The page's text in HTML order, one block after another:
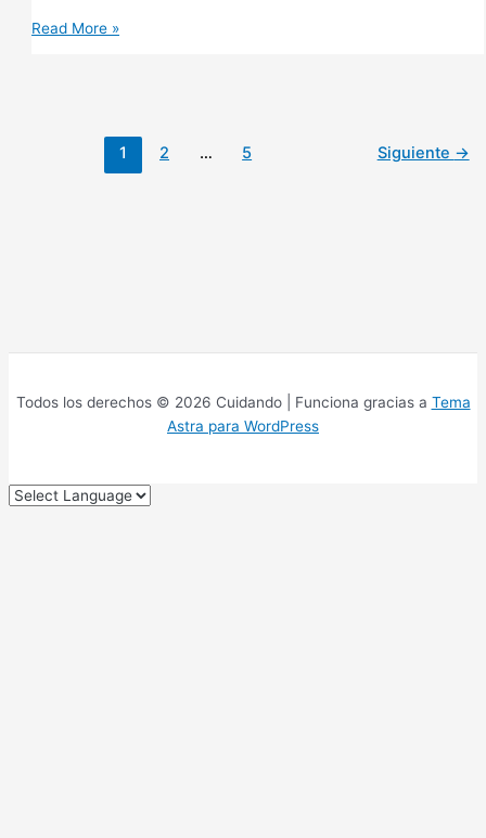
Cambios
Read More »
1 2 … 5 Siguiente →
Todos los derechos © 2026 Cuidando | Funciona gracias a Tema
Astra para WordPress